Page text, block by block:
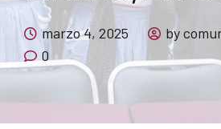
marzo 4, 2025
by
0